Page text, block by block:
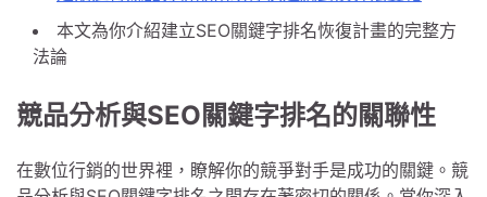
本文為你介紹建立SEO關鍵字排名恢復計畫的完整方
法論
競品分析與SEO關鍵字排名的關聯性
在數位行銷的世界裡，瞭解你的競爭對手是成功的關鍵。競